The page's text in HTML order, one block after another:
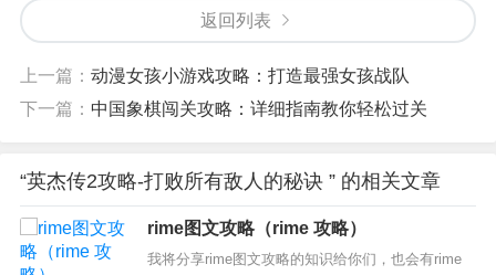
返回列表
上一篇： 动漫女孩小游戏攻略：打造最强女孩战队
下一篇： 中国象棋闯关攻略：详细指南教你轻松过关
“英杰传2攻略-打败所有敌人的秘诀 ” 的相关文章
rime图文攻略（rime 攻略）
我将分享rime图文攻略的知识给你们，也会有rime